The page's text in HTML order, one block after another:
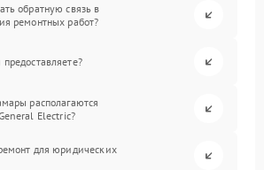
обратную связь в
ремонтных работ?
располагаются
Electric?
для юридических